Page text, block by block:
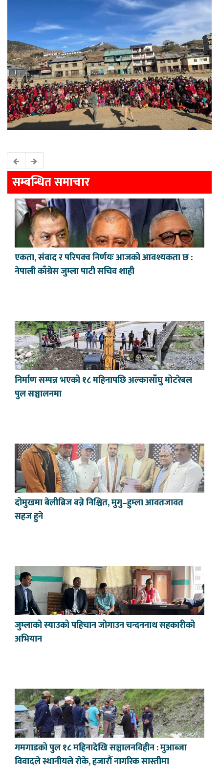
सम्बन्धित समाचार
एकता, संवाद र परिपक्व निर्णयः आजको आवश्यकता छ :
नेपाली काँग्रेस जुम्ला पाटी सचिव शाही
निर्माण सम्पन्न भएको १८ महिनापछि अल्कासाँघु मोटरेबल
पुल सञ्चालनमा
दोमुखमा बेलीब्रिज बन्ने निश्चित, मुगु–हुम्ला आवतजावत
सहज हुने
जुम्लाको स्याउको पहिचान जोगाउन चन्दननाथ सहकारीको
अभियान
गमगाडको पुल १८ महिनादेखि सञ्चालनविहीन : मुआब्जा
विवादले स्थानीयले रोके, हजारौँ नागरिक सास्तीमा